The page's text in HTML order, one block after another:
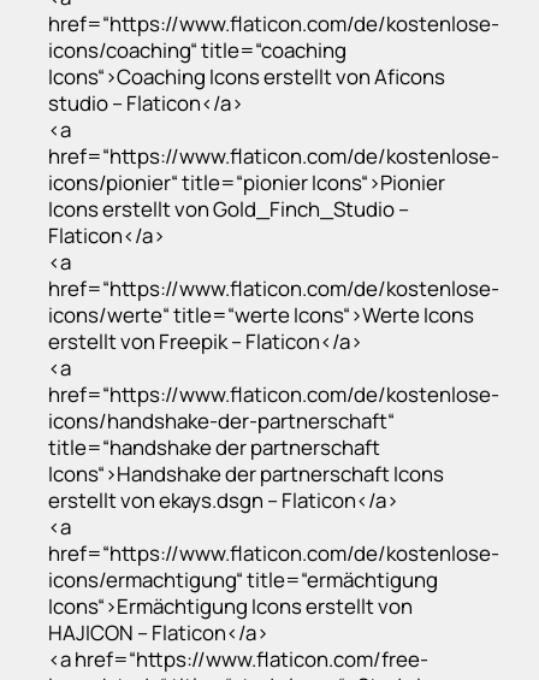
href=“https://www.flaticon.com/de/kostenlose-
icons/coaching“ title=“coaching
Icons“>Coaching Icons erstellt von Aficons
studio – Flaticon</a>
<a
href=“https://www.flaticon.com/de/kostenlose-
icons/pionier“ title=“pionier Icons“>Pionier
Icons erstellt von Gold_Finch_Studio –
Flaticon</a>
<a
href=“https://www.flaticon.com/de/kostenlose-
icons/werte“ title=“werte Icons“>Werte Icons
erstellt von Freepik – Flaticon</a>
<a
href=“https://www.flaticon.com/de/kostenlose-
icons/handshake-der-partnerschaft“
title=“handshake der partnerschaft
Icons“>Handshake der partnerschaft Icons
erstellt von ekays.dsgn – Flaticon</a>
<a
href=“https://www.flaticon.com/de/kostenlose-
icons/ermachtigung“ title=“ermächtigung
Icons“>Ermächtigung Icons erstellt von
HAJICON – Flaticon</a>
<a href=“https://www.flaticon.com/free-